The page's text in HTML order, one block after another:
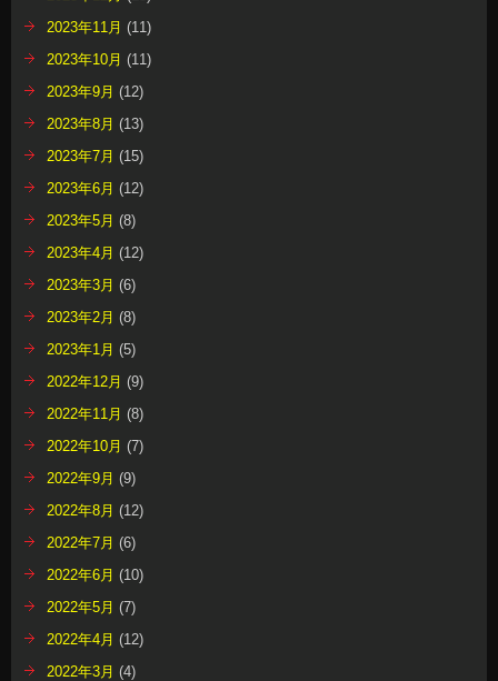
2023年11月 (11)
2023年10月 (11)
2023年9月 (12)
2023年8月 (13)
2023年7月 (15)
2023年6月 (12)
2023年5月 (8)
2023年4月 (12)
2023年3月 (6)
2023年2月 (8)
2023年1月 (5)
2022年12月 (9)
2022年11月 (8)
2022年10月 (7)
2022年9月 (9)
2022年8月 (12)
2022年7月 (6)
2022年6月 (10)
2022年5月 (7)
2022年4月 (12)
2022年3月 (4)